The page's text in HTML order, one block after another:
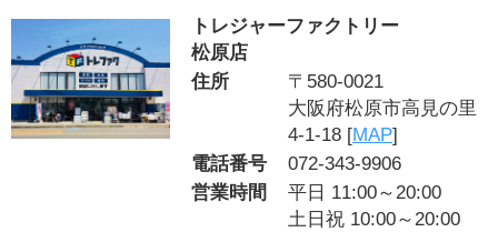
トレジャーファクトリー
松原店
住所
〒580-0021
大阪府松原市高見の里
4-1-18 [MAP]
電話番号
072-343-9906
営業時間
平日 11:00～20:00
土日祝 10:00～20:00